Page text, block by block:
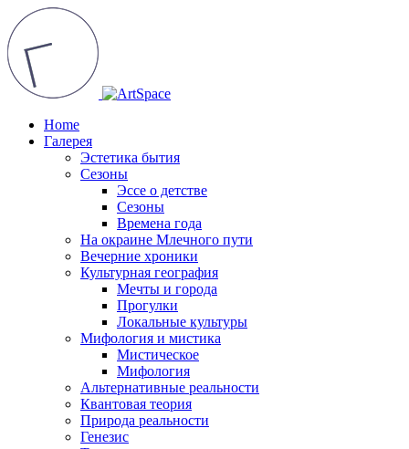
Home
Галерея
Эстетика бытия
Сезоны
Эссе о детстве
Сезоны
Времена года
На окраине Млечного пути
Вечерние хроники
Культурная география
Мечты и города
Прогулки
Локальные культуры
Мифология и мистика
Мистическое
Мифология
Альтернативные реальности
Квантовая теория
Природа реальности
Генезис